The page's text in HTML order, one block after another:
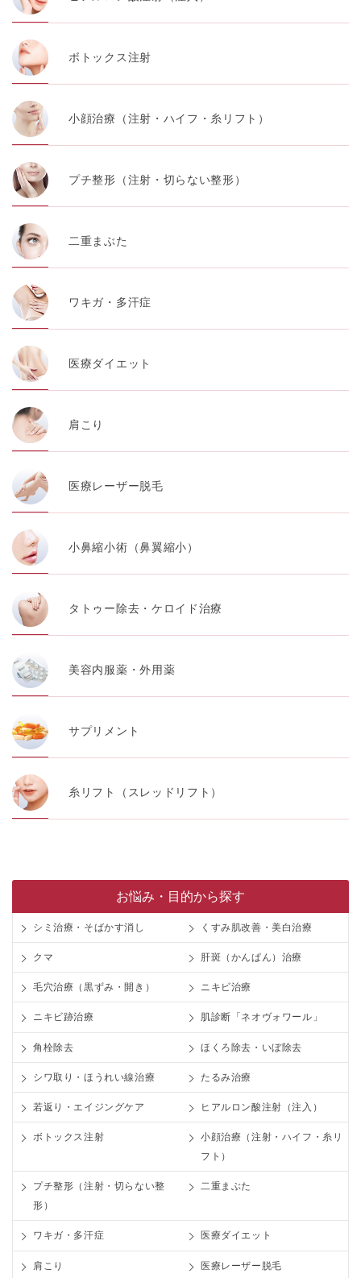
ボトックス注射
小顔治療（注射・ハイフ・糸リフト）
プチ整形（注射・切らない整形）
二重まぶた
ワキガ・多汗症
医療ダイエット
肩こり
医療レーザー脱毛
小鼻縮小術（鼻翼縮小）
タトゥー除去・ケロイド治療
美容内服薬・外用薬
サプリメント
糸リフト（スレッドリフト）
お悩み・目的から探す
シミ治療・そばかす消し くすみ肌改善・美白治療
クマ 肝斑（かんぱん）治療
毛穴治療（黒ずみ・開き） ニキビ治療
ニキビ跡治療 肌診断「ネオヴォワール」
角栓除去 ほくろ除去・いぼ除去
シワ取り・ほうれい線治療 たるみ治療
若返り・エイジングケア ヒアルロン酸注射（注入）
ボトックス注射
小顔治療（注射・ハイフ・糸リ
フト）
プチ整形（注射・切らない整
形）
二重まぶた
ワキガ・多汗症 医療ダイエット
肩こり 医療レーザー脱毛